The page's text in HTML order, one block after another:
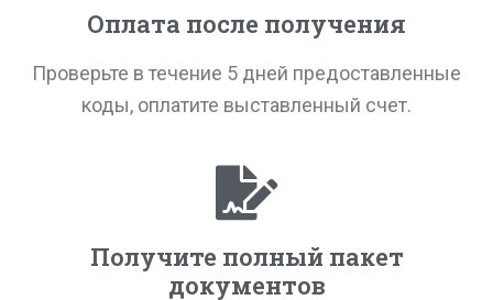
Оплата после получения
Проверьте в течение 5 дней предоставленные
коды, оплатите выставленный счет.
Получите полный пакет
документов